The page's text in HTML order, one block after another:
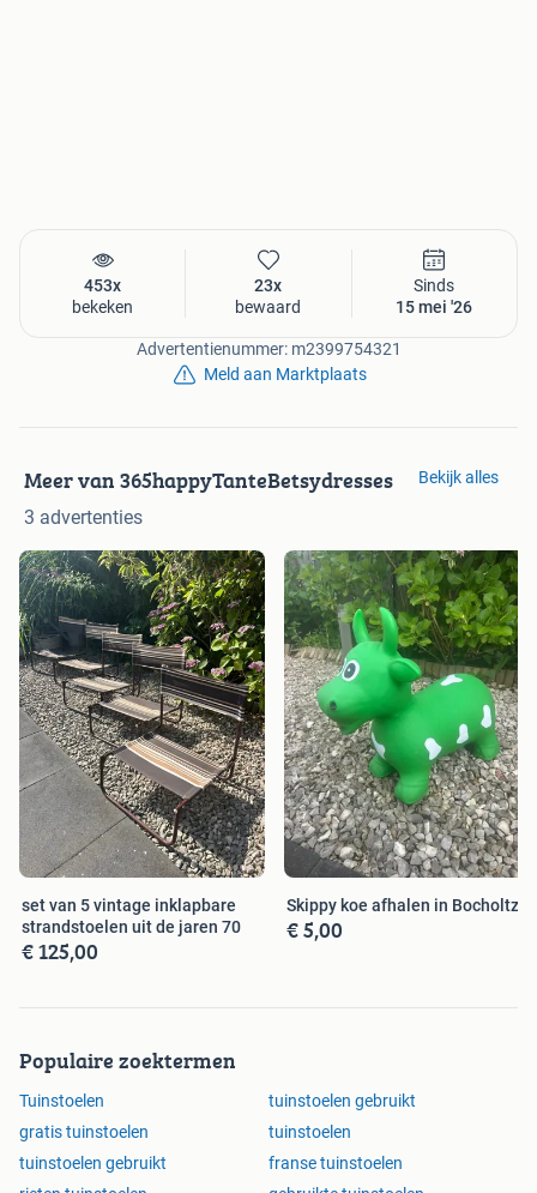
453x
bekeken
23x
bewaard
Sinds
15 mei '26
Advertentienummer: m2399754321
Meld aan Marktplaats
Meer van 365happyTanteBetsydresses
3 advertenties
Bekijk alles
set van 5 vintage inklapbare
strandstoelen uit de jaren 70
€ 125,00
Skippy koe afhalen in Bocholtz
€ 5,00
Populaire zoektermen
Tuinstoelen
tuinstoelen gebruikt
gratis tuinstoelen
tuinstoelen
tuinstoelen gebruikt
franse tuinstoelen